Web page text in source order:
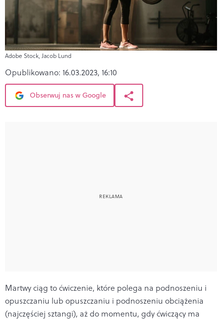
Adobe Stock, Jacob Lund
Opublikowano: 16.03.2023, 16:10
Obserwuj nas w Google
Martwy ciąg to ćwiczenie, które polega na podnoszeniu i
opuszczaniu lub opuszczaniu i podnoszeniu obciążenia
(najczęściej sztangi), aż do momentu, gdy ćwiczący ma